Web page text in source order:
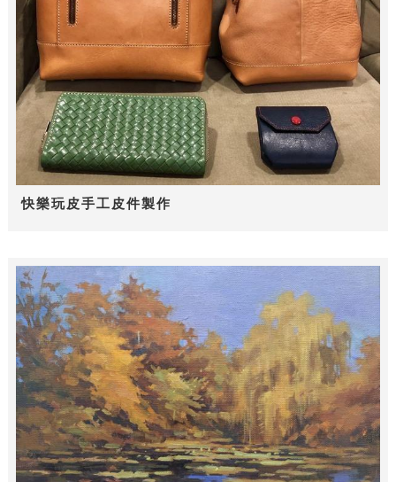
快樂玩皮手工皮件製作